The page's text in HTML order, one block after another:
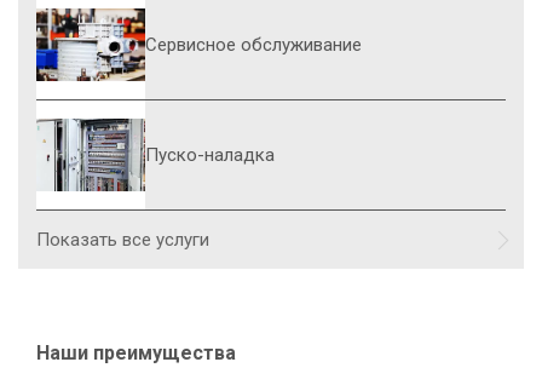
Сервисное обслуживание
Пуско-наладка
Показать все услуги
Наши преимущества